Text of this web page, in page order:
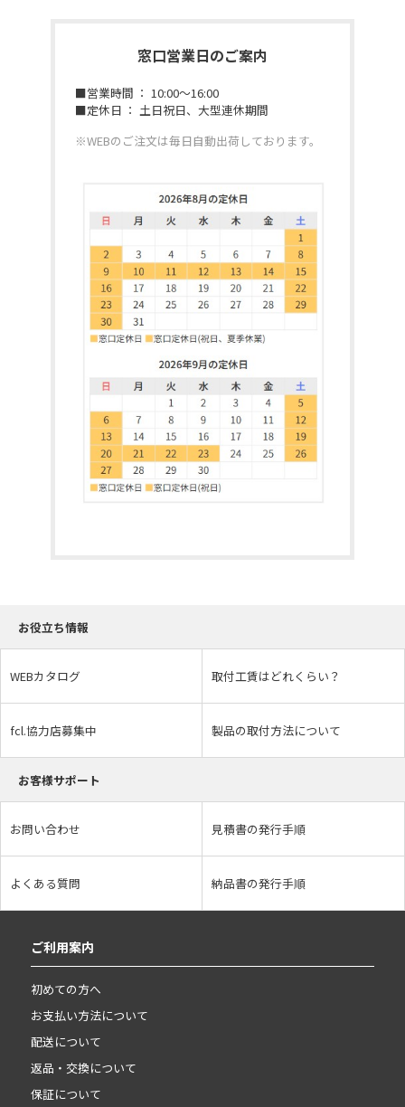
窓口営業日のご案内
■営業時間 ： 10:00～16:00
■定休日 ： 土日祝日、大型連休期間
※WEBのご注文は毎日自動出荷しております。
お役立ち情報
WEBカタログ 取付工賃はどれくらい？
fcl.協力店募集中 製品の取付方法について
お客様サポート
お問い合わせ 見積書の発行手順
よくある質問 納品書の発行手順
ご利用案内
初めての方へ
お支払い方法について
配送について
返品・交換について
保証について